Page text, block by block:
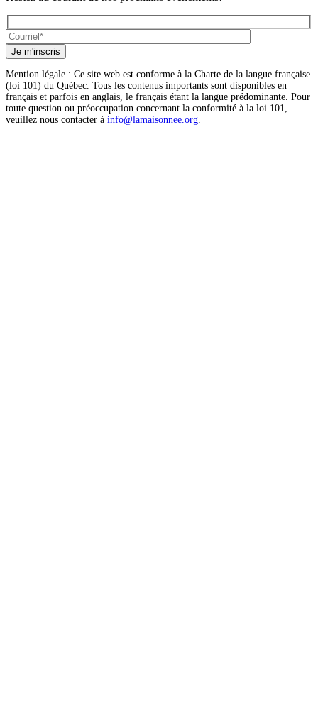
Je m'inscris
Mention légale : Ce site web est conforme à la Charte de la langue française
(loi 101) du Québec. Tous les contenus importants sont disponibles en
français et parfois en anglais, le français étant la langue prédominante. Pour
toute question ou préoccupation concernant la conformité à la loi 101,
veuillez nous contacter à info@lamaisonnee.org